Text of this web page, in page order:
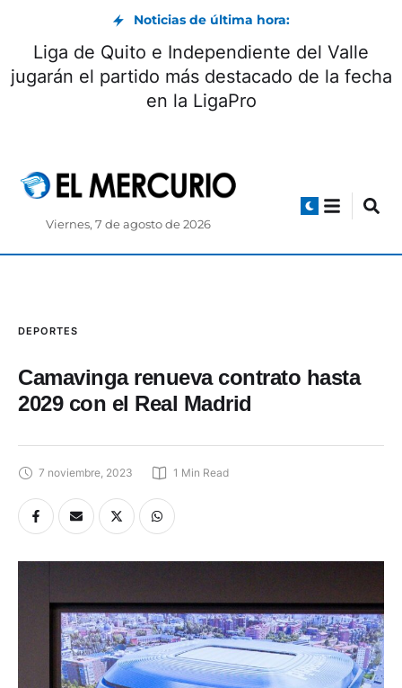
Noticias de última hora:
Qué centros de salud y hospitales atenderán
en este feriado en Azuay
Viernes, 7 de agosto de 2026
2029 con el Real Madrid
7 noviembre, 2023 1 Min Read